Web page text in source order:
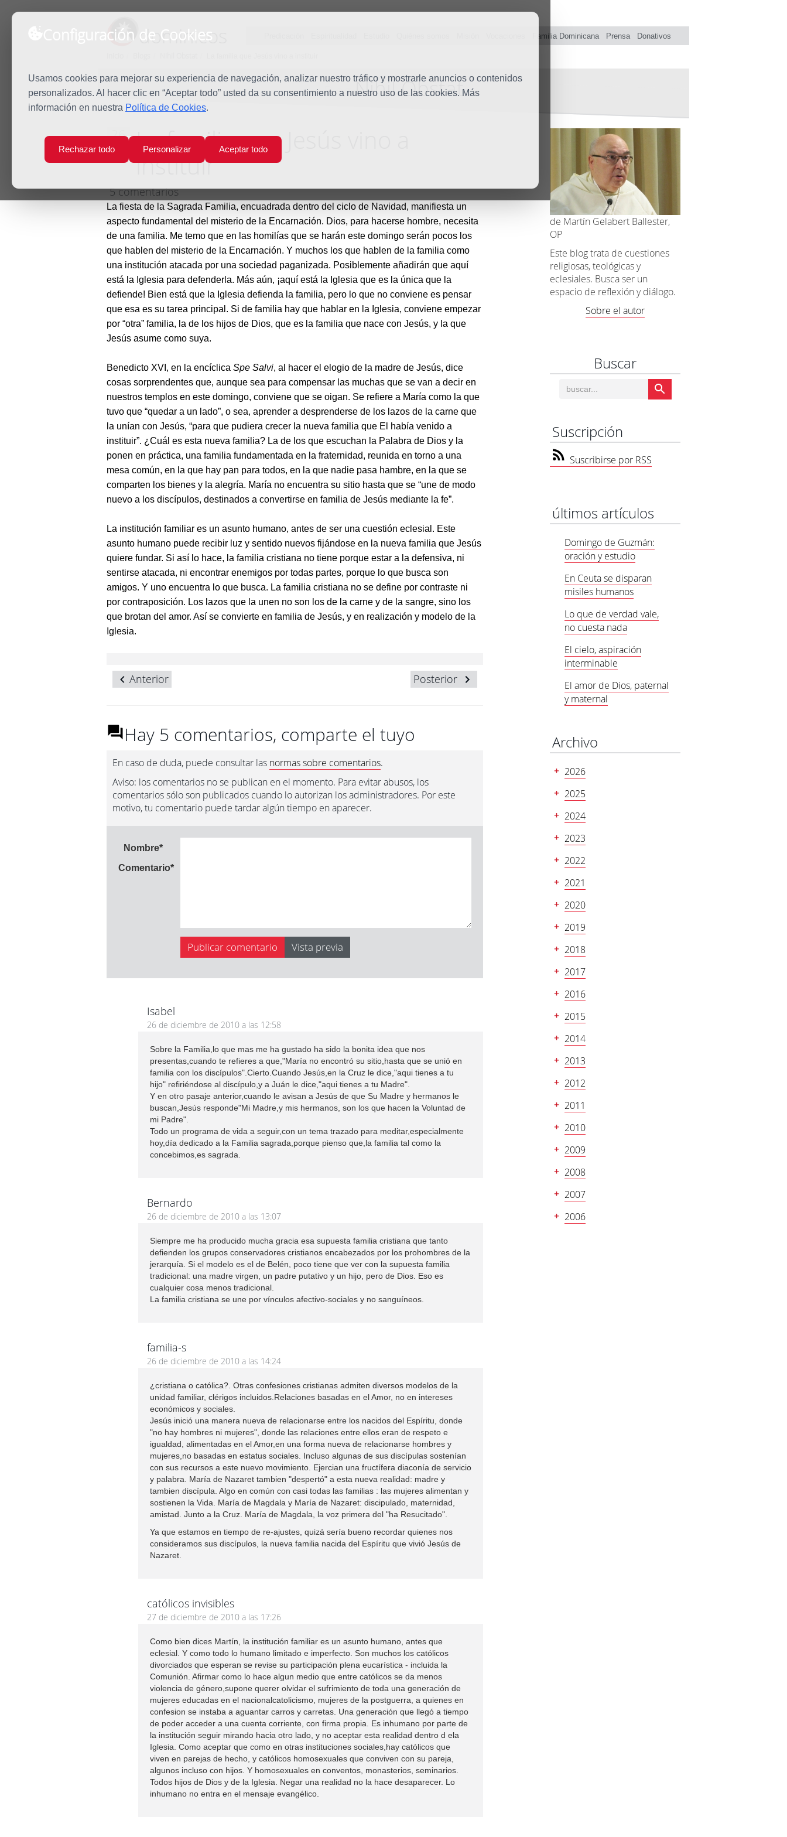
Configuración de Cookies
Usamos cookies para mejorar su experiencia de navegación, analizar nuestro tráfico y mostrarle anuncios o contenidos
personalizados. Al hacer clic en “Aceptar todo” usted da su consentimiento a nuestro uso de las cookies. Más
información en nuestra Política de Cookies.
Rechazar todo Personalizar Aceptar todo
dominicos Familia Dominicana Prensa Donativos
BlogNihil Obstat
26
Dic
La familia que Jesús vino a
instituir
5 comentarios
La fiesta de la Sagrada Familia, encuadrada dentro del ciclo de Navidad, manifiesta un
aspecto fundamental del misterio de la Encarnación. Dios, para hacerse hombre, necesita
de una familia. Me temo que en las homilías que se harán este domingo serán pocos los
que hablen del misterio de la Encarnación. Y muchos los que hablen de la familia como
una institución atacada por una sociedad paganizada. Posiblemente añadirán que aquí
está la Iglesia para defenderla. Más aún, ¡aquí está la Iglesia que es la única que la
defiende! Bien está que la Iglesia defienda la familia, pero lo que no conviene es pensar
que esa es su tarea principal. Si de familia hay que hablar en la Iglesia, conviene empezar
por “otra” familia, la de los hijos de Dios, que es la familia que nace con Jesús, y la que
Jesús asume como suya.
Benedicto XVI, en la encíclica Spe Salvi, al hacer el elogio de la madre de Jesús, dice
cosas sorprendentes que, aunque sea para compensar las muchas que se van a decir en
nuestros templos en este domingo, conviene que se oigan. Se refiere a María como la que
tuvo que “quedar a un lado”, o sea, aprender a desprenderse de los lazos de la carne que
la unían con Jesús, “para que pudiera crecer la nueva familia que El había venido a
instituir”. ¿Cuál es esta nueva familia? La de los que escuchan la Palabra de Dios y la
ponen en práctica, una familia fundamentada en la fraternidad, reunida en torno a una
mesa común, en la que hay pan para todos, en la que nadie pasa hambre, en la que se
comparten los bienes y la alegría. María no encuentra su sitio hasta que se “une de modo
nuevo a los discípulos, destinados a convertirse en familia de Jesús mediante la fe”.
La institución familiar es un asunto humano, antes de ser una cuestión eclesial. Este
asunto humano puede recibir luz y sentido nuevos fijándose en la nueva familia que Jesús
quiere fundar. Si así lo hace, la familia cristiana no tiene porque estar a la defensiva, ni
sentirse atacada, ni encontrar enemigos por todas partes, porque lo que busca son
amigos. Y uno encuentra lo que busca. La familia cristiana no se define por contraste ni
por contraposición. Los lazos que la unen no son los de la carne y de la sangre, sino los
que brotan del amor. Así se convierte en familia de Jesús, y en realización y modelo de la
Iglesia.
Posterior
Anterior
Hay 5 comentarios, comparte el tuyo
En caso de duda, puede consultar las normas sobre comentarios.
Aviso: los comentarios no se publican en el momento. Para evitar abusos, los
comentarios sólo son publicados cuando lo autorizan los administradores. Por este
motivo, tu comentario puede tardar algún tiempo en aparecer.
Nombre*
Comentario*
Isabel
26 de diciembre de 2010 a las 12:58
Sobre la Familia,lo que mas me ha gustado ha sido la bonita idea que nos
presentas,cuando te refieres a que,"María no encontró su sitio,hasta que se unió en
familia con los discípulos".Cierto.Cuando Jesús,en la Cruz le dice,"aqui tienes a tu
hijo" refiriéndose al discípulo,y a Juán le dice,"aqui tienes a tu Madre".
Y en otro pasaje anterior,cuando le avisan a Jesús de que Su Madre y hermanos le
buscan,Jesús responde"Mi Madre,y mis hermanos, son los que hacen la Voluntad de
mi Padre".
Todo un programa de vida a seguir,con un tema trazado para meditar,especialmente
hoy,día dedicado a la Familia sagrada,porque pienso que,la familia tal como la
concebimos,es sagrada.
Bernardo
26 de diciembre de 2010 a las 13:07
Siempre me ha producido mucha gracia esa supuesta familia cristiana que tanto
defienden los grupos conservadores cristianos encabezados por los prohombres de la
jerarquía. Si el modelo es el de Belén, poco tiene que ver con la supuesta familia
tradicional: una madre virgen, un padre putativo y un hijo, pero de Dios. Eso es
cualquier cosa menos tradicional.
La familia cristiana se une por vínculos afectivo-sociales y no sanguíneos.
familia-s
26 de diciembre de 2010 a las 14:24
¿cristiana o católica?. Otras confesiones cristianas admiten diversos modelos de la
unidad familiar, clérigos incluidos.Relaciones basadas en el Amor, no en intereses
económicos y sociales.
Jesús inició una manera nueva de relacionarse entre los nacidos del Espíritu, donde
"no hay hombres ni mujeres", donde las relaciones entre ellos eran de respeto e
igualdad, alimentadas en el Amor,en una forma nueva de relacionarse hombres y
mujeres,no basadas en estatus sociales. Incluso algunas de sus discípulas sostenían
con sus recursos a este nuevo movimiento. Ejercian una fructífera diaconía de servicio
y palabra. María de Nazaret tambien "despertó" a esta nueva realidad: madre y
tambien discípula. Algo en común con casi todas las familias : las mujeres alimentan y
sostienen la Vida. María de Magdala y María de Nazaret: discipulado, maternidad,
amistad. Junto a la Cruz. María de Magdala, la voz primera del "ha Resucitado".
Ya que estamos en tiempo de re-ajustes, quizá sería bueno recordar quienes nos
consideramos sus discípulos, la nueva familia nacida del Espíritu que vivió Jesús de
Nazaret.
católicos invisibles
27 de diciembre de 2010 a las 17:26
Como bien dices Martín, la institución familiar es un asunto humano, antes que
eclesial. Y como todo lo humano limitado e imperfecto. Son muchos los católicos
divorciados que esperan se revise su participación plena eucarística - incluida la
Comunión. Afirmar como lo hace algun medio que entre católicos se da menos
violencia de género,supone querer olvidar el sufrimiento de toda una generación de
mujeres educadas en el nacionalcatolicismo, mujeres de la postguerra, a quienes en
confesion se instaba a aguantar carros y carretas. Una generación que llegó a tiempo
de poder acceder a una cuenta corriente, con firma propia. Es inhumano por parte de
la institución seguir mirando hacia otro lado, y no aceptar esta realidad dentro d ela
Iglesia. Como aceptar que como en otras instituciones sociales,hay católicos que
viven en parejas de hecho, y católicos homosexuales que conviven con su pareja,
algunos incluso con hijos. Y homosexuales en conventos, monasterios, seminarios.
Todos hijos de Dios y de la Iglesia. Negar una realidad no la hace desaparecer. Lo
inhumano no entra en el mensaje evangélico.
de Martín Gelabert Ballester,
OP
Este blog trata de cuestiones
religiosas, teológicas y
eclesiales. Busca ser un
espacio de reflexión y diálogo.
Sobre el autor
Buscar
Suscripción
Suscribirse por RSS
últimos artículos
Domingo de Guzmán:
oración y estudio
En Ceuta se disparan
misiles humanos
Lo que de verdad vale,
no cuesta nada
El cielo, aspiración
interminable
El amor de Dios, paternal
y maternal
Archivo
2026
2025
2024
2023
2022
2021
2020
2019
2018
2017
2016
2015
2014
2013
2012
2011
2010
2009
2008
2007
2006